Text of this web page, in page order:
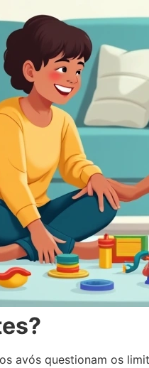
avós questionam os